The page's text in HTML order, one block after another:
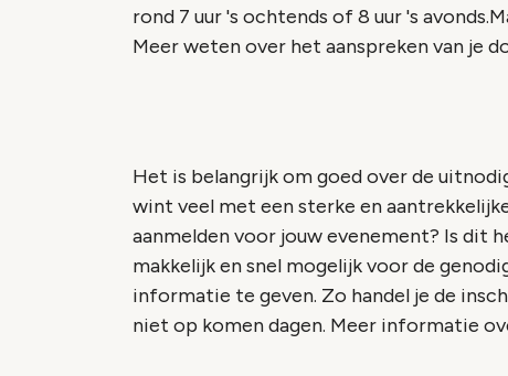
rond 7 uur 's ochtends of 8 uur 's
Meer weten over het aanspreken van je
Het is belangrijk om goed over de
wint veel met een sterke en
aanmelden voor jouw evenement? Is dit
makkelijk en snel mogelijk voor de
informatie te geven. Zo handel je de
niet op komen dagen. Meer informatie